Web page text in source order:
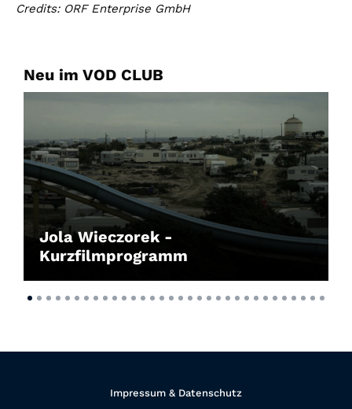
Credits: ORF Enterprise GmbH
Neu im VOD CLUB
Jola Wieczorek -
Kurzfilmprogramm
Impressum & Datenschutz